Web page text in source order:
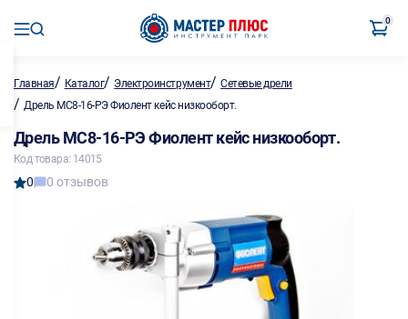
0
Главная/ Каталог/ Электроинструмент/Сетевые дрели
/ Дрель МС8-16-РЭ Фиолент кейс низкооборт.
Дрель МС8-16-РЭ Фиолент кейс низкооборт.
Код товара: 14015
0 0 отзывов